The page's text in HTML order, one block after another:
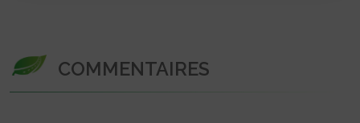
COMMENTAIRES